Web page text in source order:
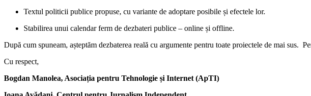
Textul politicii publice propuse, cu variante de adoptare posibile și efectele lor.
Stabilirea unui calendar ferm de dezbateri publice – online și offline.
După cum spuneam, așteptăm dezbaterea reală cu argumente pentru toate proiectele de mai sus.
Cu respect,
Bogdan Manolea, Asociația pentru Tehnologie și Internet (ApTI)